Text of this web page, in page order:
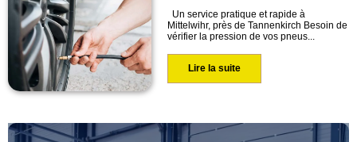
Un service pratique et rapide à
Mittelwihr, près de Tannenkirch Besoin de
vérifier la pression de vos pneus...
Lire la suite